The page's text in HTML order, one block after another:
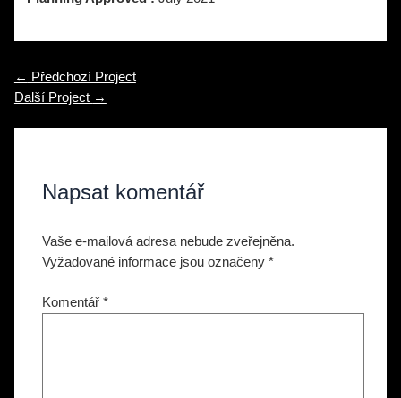
Navigace
pro
← Předchozí Project
Další Project →
Napsat komentář
Vaše e-mailová adresa nebude zveřejněna.
Vyžadované informace jsou označeny*
Komentář*